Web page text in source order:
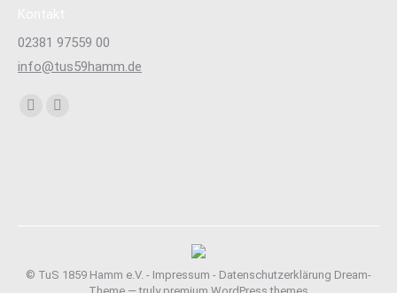
02381 97559 00
info@tus59hamm.de
Finden Sie uns auf:
© TuS 1859 Hamm e.V. - Impressum - Datenschutzerklärung Dream-